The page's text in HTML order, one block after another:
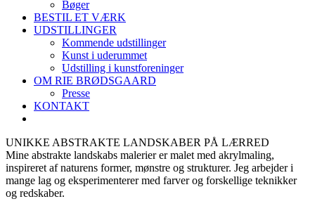
Bøger
BESTIL ET VÆRK
UDSTILLINGER
Kommende udstillinger
Kunst i uderummet
Udstilling i kunstforeninger
OM RIE BRØDSGAARD
Presse
KONTAKT
UNIKKE ABSTRAKTE LANDSKABER PÅ LÆRRED
Mine abstrakte landskabs malerier er malet med akrylmaling,
inspireret af naturens former, mønstre og strukturer. Jeg arbejder i
mange lag og eksperimenterer med farver og forskellige teknikker
og redskaber.